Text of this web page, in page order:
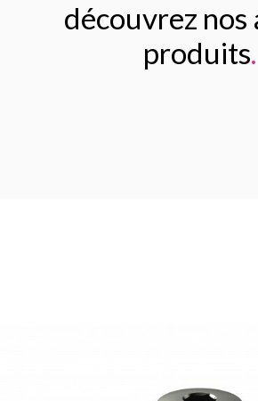
découvrez nos
produits.